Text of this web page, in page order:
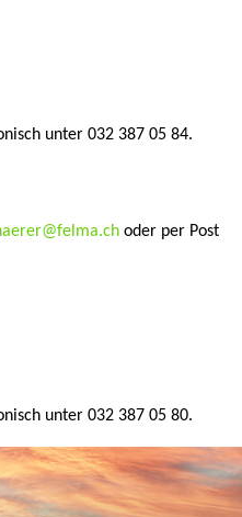
unter 032 387 05 84.
oder per Post
unter 032 387 05 80.